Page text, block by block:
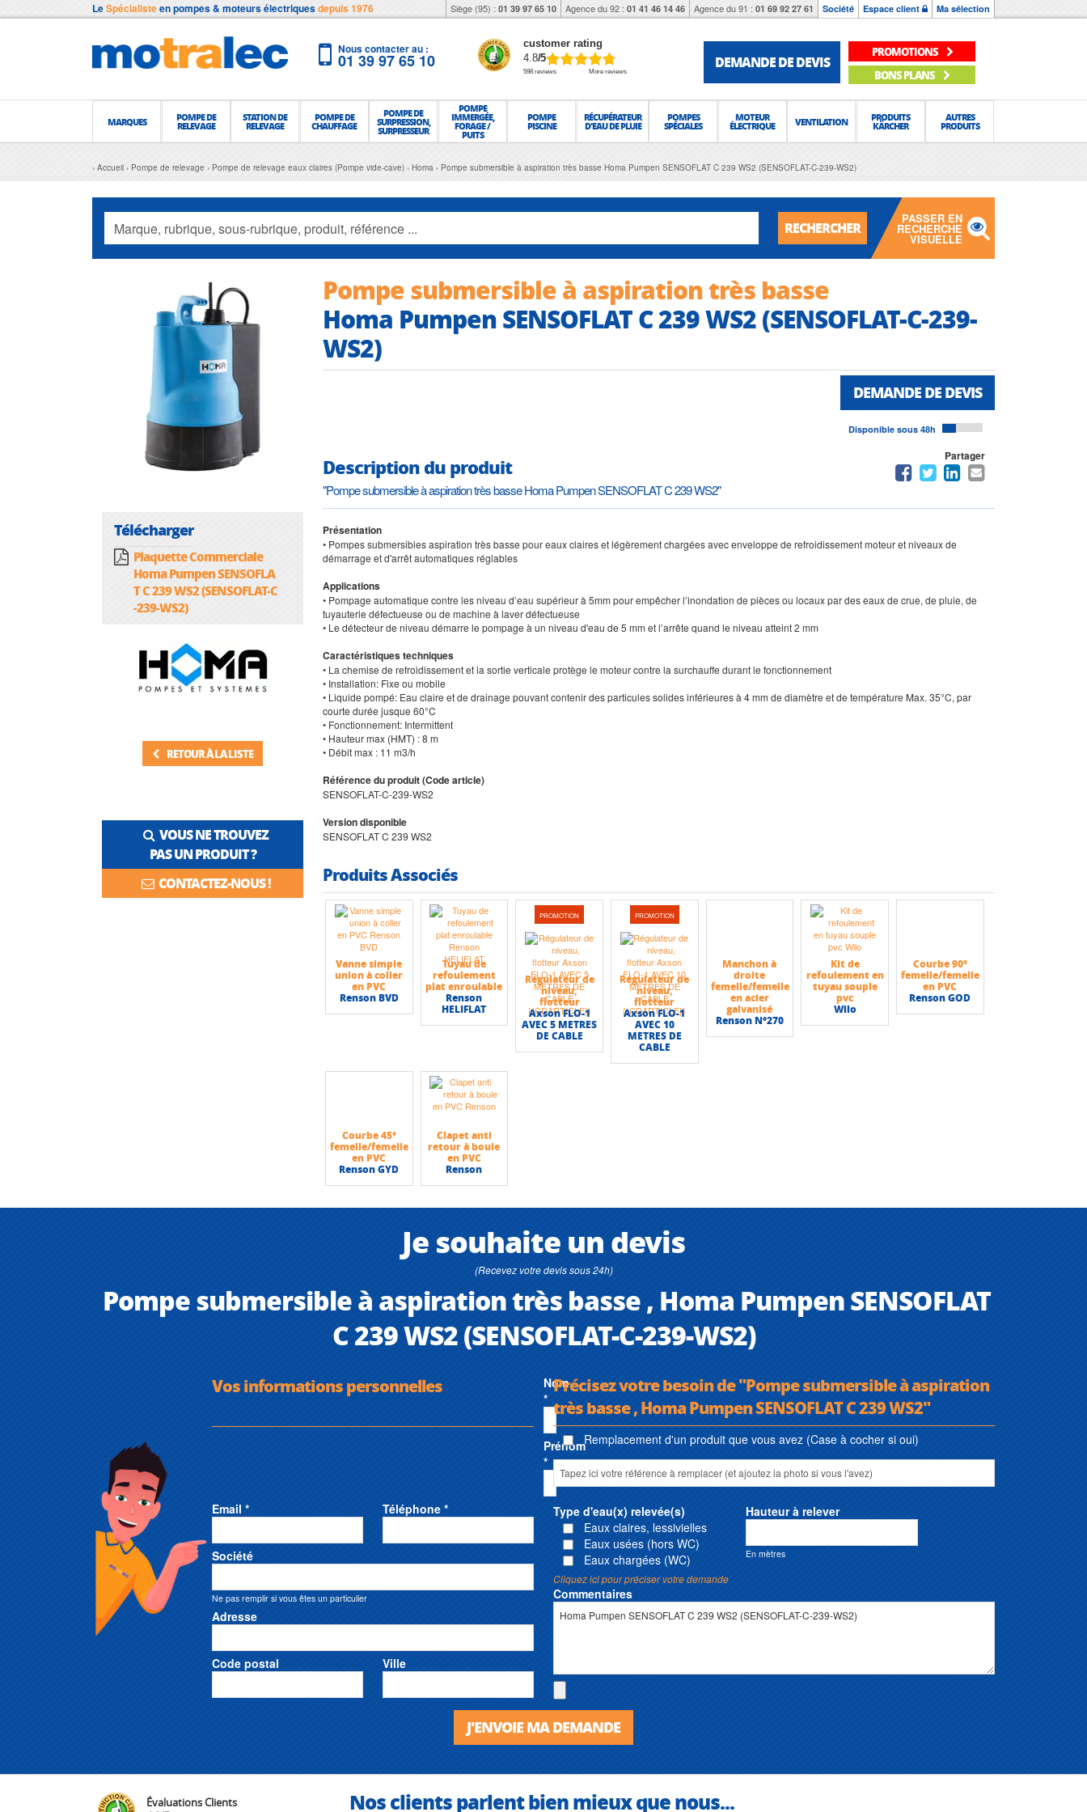
LeSpécialisteen pompes & moteurs électriquesdepuis 1976 Siège (95) : 01 39 97 65 10 Agence du 92 : 01 41 46 14 46 Agence du 91 : 01 69 92 27 61 Société Espace client Ma sélection
Nous contacter au :
01 39 97 65 10
customer rating
4.8/5
598 reviews More reviews
DEMANDE DE DEVIS
PROMOTIONS
BONS PLANS
MARQUES POMPE DE
RELEVAGE
STATION DE
RELEVAGE
POMPE DE
CHAUFFAGE
POMPE DE
SURPRESSION,
SURPRESSEUR
POMPE
IMMERGÉE,
FORAGE /
PUITS
POMPE
PISCINE
RÉCUPÉRATEUR
D'EAU DE PLUIE
POMPES
SPÉCIALES
MOTEUR
ÉLECTRIQUE VENTILATION PRODUITS
KÄRCHER
AUTRES
PRODUITS
Accueil Pompe de relevage Pompe de relevage eaux claires (Pompe vide-cave) Homa Pompe submersible à aspiration très basse Homa Pumpen SENSOFLAT C 239 WS2 (SENSOFLAT-C-239-WS2)
RECHERCHER
PASSER EN
RECHERCHE
VISUELLE
Télécharger
Plaquette Commerciale
Homa Pumpen SENSOFLA
T C 239 WS2 (SENSOFLAT-C
-239-WS2)
RETOUR À LA LISTE
VOUS NE TROUVEZ
PAS UN PRODUIT ?
CONTACTEZ-NOUS !
Pompe submersible à aspiration très basse
Homa Pumpen SENSOFLAT C 239 WS2 (SENSOFLAT-C-239-
WS2)
DEMANDE DE DEVIS
Disponible sous 48h
Description du produit
"Pompe submersible à aspiration très basse Homa Pumpen SENSOFLAT C 239 WS2"
Partager
Présentation
• Pompes submersibles aspiration très basse pour eaux claires et légèrement chargées avec enveloppe de refroidissement moteur et niveaux de
démarrage et d'arrêt automatiques réglables
Applications
• Pompage automatique contre les niveau d’eau supérieur à 5mm pour empêcher l’inondation de pièces ou locaux par des eaux de crue, de pluie, de
tuyauterie défectueuse ou de machine à laver défectueuse
• Le détecteur de niveau démarre le pompage à un niveau d'eau de 5 mm et l’arrête quand le niveau atteint 2 mm
Caractéristiques techniques
• La chemise de refroidissement et la sortie verticale protège le moteur contre la surchauffe durant le fonctionnement
• Installation: Fixe ou mobile
• Liquide pompé: Eau claire et de drainage pouvant contenir des particules solides inférieures à 4 mm de diamètre et de température Max. 35°C, par
courte durée jusque 60°C
• Fonctionnement: Intermittent
• Hauteur max (HMT) : 8 m
• Débit max : 11 m3/h
Référence du produit (Code article)
SENSOFLAT-C-239-WS2
Version disponible
SENSOFLAT C 239 WS2
Produits Associés
Vanne simple
union à coller
en PVC
Renson BVD
Tuyau de
refoulement
plat enroulable
Renson
HELIFLAT
PROMOTION
Régulateur de
niveau,
flotteur
Axson FLO-1
AVEC 5 METRES
DE CABLE
PROMOTION
Régulateur de
niveau,
flotteur
Axson FLO-1
AVEC 10
METRES DE
CABLE
Manchon à
droite
femelle/femelle
en acier
galvanisé
Renson N°270
Kit de
refoulement en
tuyau souple
pvc
Wilo
Courbe 90°
femelle/femelle
en PVC
Renson GOD
Courbe 45°
femelle/femelle
en PVC
Renson GYD
Clapet anti
retour à boule
en PVC
Renson
Je souhaite un devis
(Recevez votre devis sous 24h)
Pompe submersible à aspiration très basse , Homa Pumpen SENSOFLAT
C 239 WS2 (SENSOFLAT-C-239-WS2)
Vos informations personnelles
Nom
*
Prénom
*
Email * Téléphone *
Société
Ne pas remplir si vous êtes un particulier
Adresse
Code postal Ville
Précisez votre besoin de "Pompe submersible à aspiration
très basse , Homa Pumpen SENSOFLAT C 239 WS2"
Remplacement d'un produit que vous avez (Case à cocher si oui)
Type d'eau(x) relevée(s)
Eaux claires, lessivielles
Eaux usées (hors WC)
Eaux chargées (WC)
Hauteur à relever
En mètres
Cliquez ici pour préciser votre demande
Commentaires
J'ENVOIE MA DEMANDE
Évaluations Clients
Nos clients parlent bien mieux que nous...